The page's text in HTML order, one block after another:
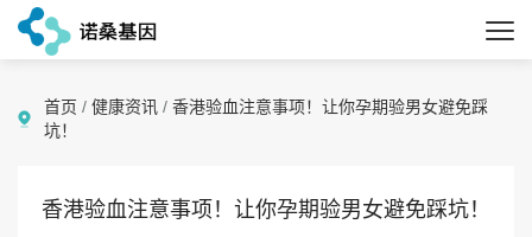
首页 / 健康资讯 / 香港验血注意事项！让你孕期验男女避免踩
坑！
香港验血注意事项！让你孕期验男女避免踩坑！